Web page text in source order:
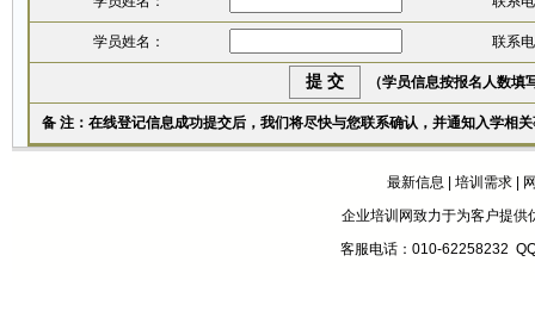
学员姓名： 联系
（学员信息按报名人数填
备 注：在线登记信息成功提交后，我们将尽快与您联系确认，并通知入学相
最新信息 | 培训需求|
企业培训网致力于为客户提供
客服电话：010-62258232